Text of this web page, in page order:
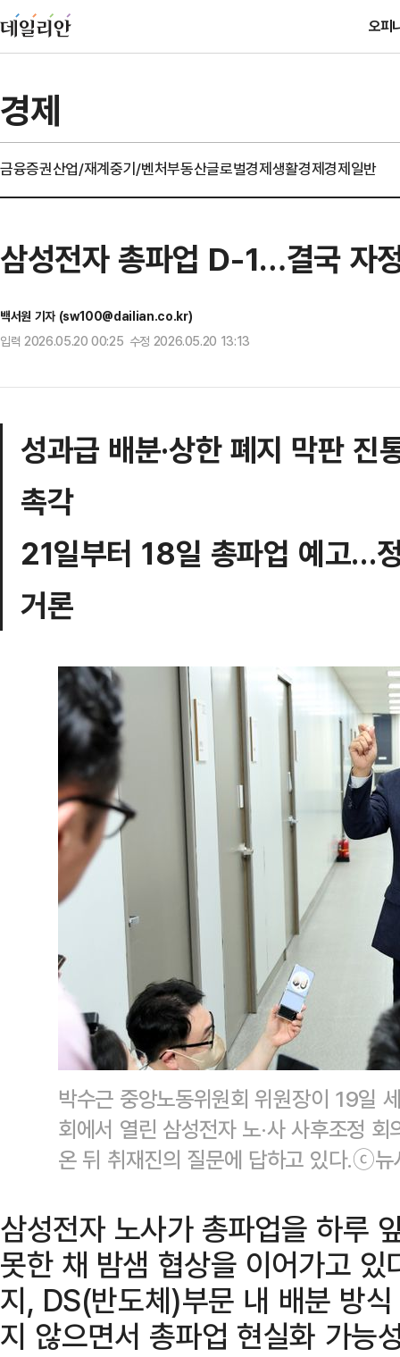
오피
경제
금융증권산업/재계중기/벤처부동산글로벌경제생활경제경제일반
삼성전자 총파업 D-1…결국 자
백서원 기자 (sw100@dailian.co.kr)
입력 2026.05.20 00:25 수정 2026.05.20 13:13
성과급 배분·상한 폐지 막판
촉각
21일부터 18일 총파업 예고…
거론
박수근 중앙노동위원회 위원장이 19일
회에서 열린 삼성전자 노·사 사후조정
온 뒤 취재진의 질문에 답하고 있다.ⓒ뉴
삼성전자 노사가 총파업을 하루
못한 채 밤샘 협상을 이어가고
지, DS(반도체)부문 내 배분 방
지 않으면서 총파업 현실화 가능